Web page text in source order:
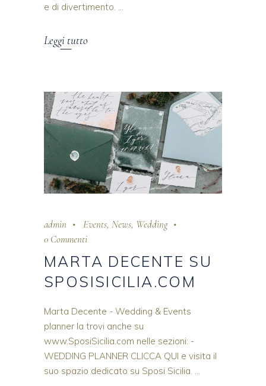
e di divertimento.
Leggi tutto
admin Events, News, Wedding
0 Commenti
MARTA DECENTE SU
SPOSISICILIA.COM
Marta Decente - Wedding & Events
planner la trovi anche su
www.SposiSicilia.com nelle sezioni: -
WEDDING PLANNER CLICCA QUI e visita il
suo spazio dedicato su Sposi Sicilia.